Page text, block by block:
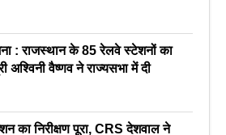
: राजस्थान के 85 रेलवे स्टेशनों का
अश्विनी वैष्णव ने राज्यसभा में दी
का निरीक्षण पूरा, CRS देशवाल ने